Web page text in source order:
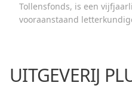
Tollensfonds, is een
vooraanstaand
UITGEVERIJ